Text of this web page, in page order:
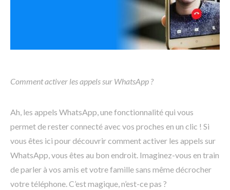
Comment activer les appels sur WhatsApp ?
Ah, les appels WhatsApp, une fonctionnalité qui vous
permet de rester connecté avec vos proches en un clic ! Si
vous êtes ici pour découvrir comment activer les appels sur
WhatsApp, vous êtes au bon endroit. Imaginez-vous en train
de parler à vos amis et votre famille sans même décrocher
votre téléphone. C’est magique, n’est-ce pas ?